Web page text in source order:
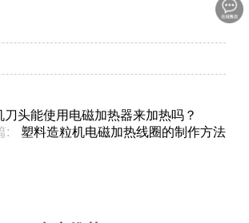
刀头能使用电磁加热器来加热吗？
:
塑料造粒机电磁加热线圈的制作方法